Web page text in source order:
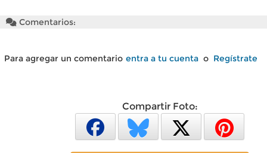
Comentarios:
Para agregar un comentario entra a tu cuenta o Regístrate
Compartir Foto: